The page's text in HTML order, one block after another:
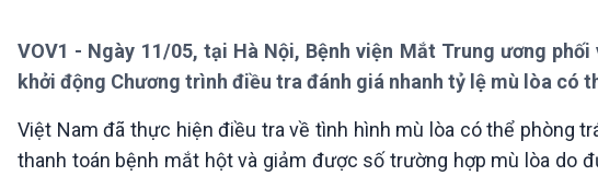
Tin Đời sống & Xã hội
360 độ Sức khỏe
Tin Khoa học & Công nghệ
Kết nối công nghệ
Tin Văn
Chát với
VOV1 - Ngày 11/05, tại Hà Nội, Bệnh viện Mắt Trung ương phối
khởi động Chương trình điều tra đánh giá nhanh tỷ lệ mù lòa có
Việt Nam đã thực hiện điều tra về tình hình mù lòa có thể phòng
thanh toán bệnh mắt hột và giảm được số trường hợp mù lòa do